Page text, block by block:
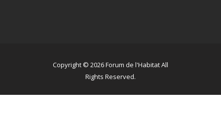
Copyright © 2026 Forum de l'Habitat All
Rights Reserved.